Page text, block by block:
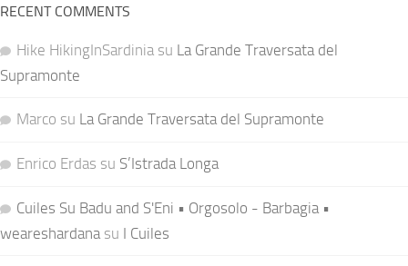
RECENT COMMENTS
Hike HikingInSardinia su La Grande Traversata del
Supramonte
Marco su La Grande Traversata del Supramonte
Enrico Erdas su S’Istrada Longa
Cuiles Su Badu and S'Eni • Orgosolo - Barbagia •
weareshardana su I Cuiles